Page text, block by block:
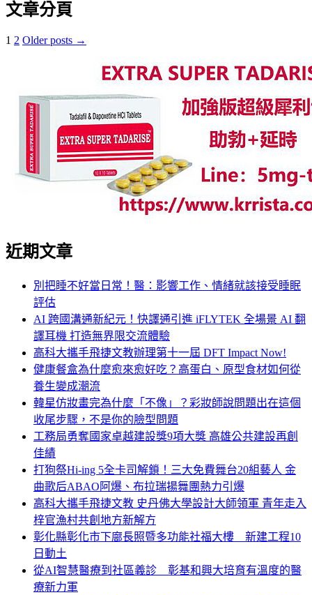
文章分頁
1 2 Older posts →
近期文章
別把睡不好當日常！醫：影響工作、情緒就該接受睡眠
評估
AI 跨國溝通新紀元！快譯通引進 iFLYTEK 全場景 AI 翻
譯耳機 打造無界限交流體驗
高科大攜手飛捷文教辦理第十一屆 DFT Impact Now!
健康餐盒為什麼愈來愈好吃？高蛋白、原型食材如何從
養生變成潮流
韓星仿妝畫完為什麼「不像」？彩妝師說問題出在這個
收尾步驟，不是你的臉型問題
工務局勇奪國家卓越建設獎9項大獎 高雄公共建設再創
佳績
打狗祭Hi-ing 5全卡司解鎖！三大免費舞台20組藝人 金
曲歌后ABAO阿爆、布拉瑞揚舞團熱力引爆
高科大攜手飛捷文教 史丹佛大學設計大師領軍 青年走入
梓官漁村共創地方新解方
彰化縣彰化市下廍長照暨多功能社福大樓 新建工程10
日動土
從AI智慧醫療到社區義診 彰基和興大培育有溫度的醫
療新力軍